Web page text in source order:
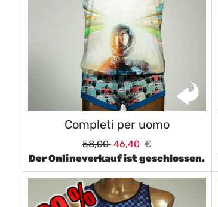
Completi per uomo
58,00 46,40 €
Der Onlineverkauf ist geschlossen.